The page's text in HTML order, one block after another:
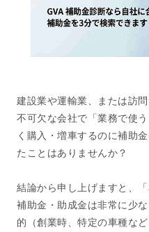
建設業や運輸業、または訪
不可欠な会社で「業務で使
く購入・増車するのに補助
たことはありませんか？
結論から申し上げますと、
補助金・助成金は非常に少
的（創業時、特定の車種な